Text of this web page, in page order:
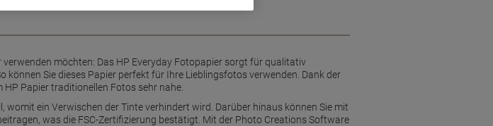
möchten: Das HP Everyday Fotopapier sorgt für qualitativ
Sie dieses Papier perfekt für Ihre Lieblingsfotos verwenden. Dank der
Papier traditionellen Fotos sehr nahe.
ein Verwischen der Tinte verhindert wird. Darüber hinaus können Sie mit
was die FSC-Zertifizierung bestätigt. Mit der Photo Creations Software